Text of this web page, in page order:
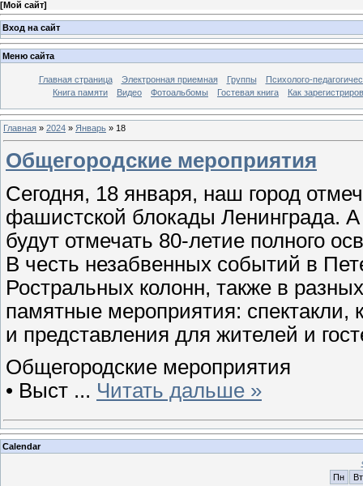
[Мой сайт]
Вход на сайт
Меню сайта
Главная страница Электронная приемная Группы
Психолого-
Книга памяти
Видео Фотоальбомы Гостевая книга Как
Главная » 2024 » Январь » 18
Общегородские мероприятия
Сегодня, 18 января, наш город
фашистской блокады Ленинграда.
будут отмечать 80-летие полного
В честь незабвенных событий в
Ростральных колонн, также в
памятные мероприятия: спектакли,
и представления для жителей и
Общегородские мероприятия
• Выст ... Читать дальше »
Calendar
Пн
Вт